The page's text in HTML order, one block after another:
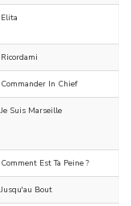
Elita
Ricordami
Commander In Chief
Je Suis Marseille
Comment Est Ta Peine ?
Jusqu'au Bout